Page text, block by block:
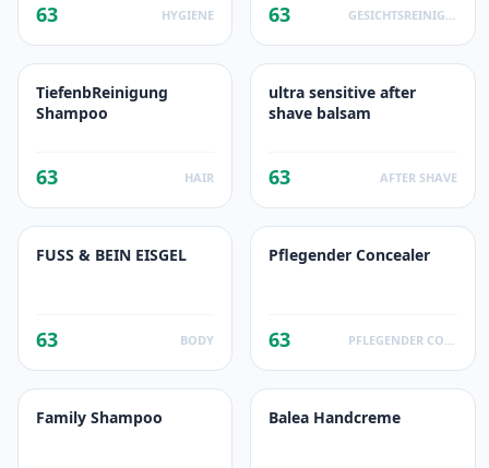
63 HYGIENE 63
TiefenbReinigung
Shampoo
63 HAIR
ultra sensitive after
shave balsam
63 AFTER SHAVE
FUSS & BEIN EISGEL
63 BODY
Pflegender Concealer
63
Family Shampoo Balea Handcreme